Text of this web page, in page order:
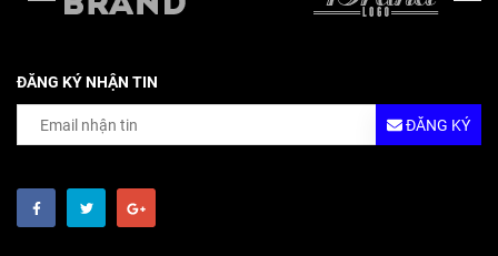
ĐĂNG KÝ NHẬN TIN
ĐĂNG KÝ